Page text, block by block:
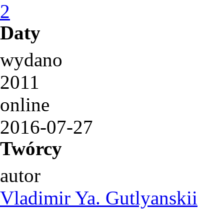
2
Daty
wydano
2011
online
2016-07-27
Twórcy
autor
Vladimir Ya. Gutlyanskii